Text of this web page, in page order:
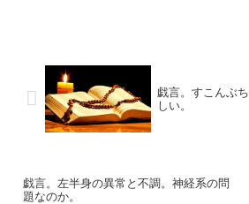
戯言。すこんぶ
しい。
戯言。左半身の異常と不調。神経系の問
題なのか。